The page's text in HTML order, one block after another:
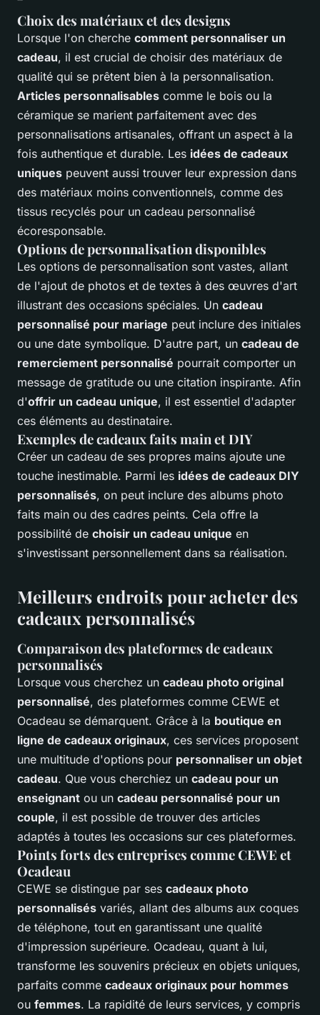
Choix des matériaux et des designs
Lorsque l'on cherche comment personnaliser un
cadeau, il est crucial de choisir des matériaux de
qualité qui se prêtent bien à la personnalisation.
Articles personnalisables comme le bois ou la
céramique se marient parfaitement avec des
personnalisations artisanales, offrant un aspect à la
fois authentique et durable. Les idées de cadeaux
uniques peuvent aussi trouver leur expression dans
des matériaux moins conventionnels, comme des
tissus recyclés pour un cadeau personnalisé
écoresponsable.
Options de personnalisation disponibles
Les options de personnalisation sont vastes, allant
de l'ajout de photos et de textes à des œuvres d'art
illustrant des occasions spéciales. Un cadeau
personnalisé pour mariage peut inclure des initiales
ou une date symbolique. D'autre part, un cadeau de
remerciement personnalisé pourrait comporter un
message de gratitude ou une citation inspirante. Afin
d'offrir un cadeau unique, il est essentiel d'adapter
ces éléments au destinataire.
Exemples de cadeaux faits main et DIY
Créer un cadeau de ses propres mains ajoute une
touche inestimable. Parmi les idées de cadeaux DIY
personnalisés, on peut inclure des albums photo
faits main ou des cadres peints. Cela offre la
possibilité de choisir un cadeau unique en
s'investissant personnellement dans sa réalisation.
Meilleurs endroits pour acheter des
cadeaux personnalisés
Comparaison des plateformes de cadeaux
personnalisés
Lorsque vous cherchez un cadeau photo original
personnalisé, des plateformes comme CEWE et
Ocadeau se démarquent. Grâce à la boutique en
ligne de cadeaux originaux, ces services proposent
une multitude d'options pour personnaliser un objet
cadeau. Que vous cherchiez un cadeau pour un
enseignant ou un cadeau personnalisé pour un
couple, il est possible de trouver des articles
adaptés à toutes les occasions sur ces plateformes.
Points forts des entreprises comme CEWE et
Ocadeau
CEWE se distingue par ses cadeaux photo
personnalisés variés, allant des albums aux coques
de téléphone, tout en garantissant une qualité
d'impression supérieure. Ocadeau, quant à lui,
transforme les souvenirs précieux en objets uniques,
parfaits comme cadeaux originaux pour hommes
ou femmes. La rapidité de leurs services, y compris